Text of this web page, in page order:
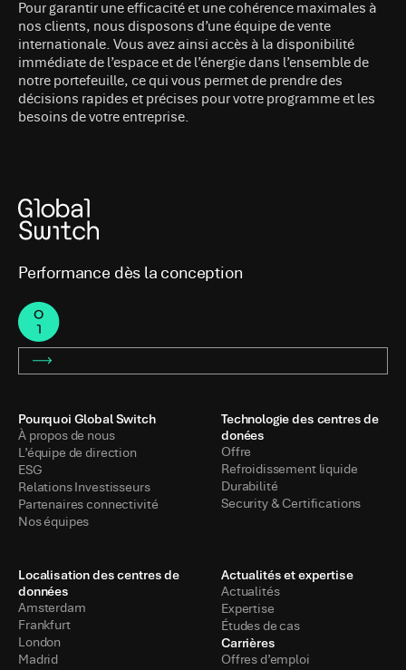
Pour garantir une efficacité et une cohérence maximales à
nos clients, nous disposons d’une équipe de vente
internationale. Vous avez ainsi accès à la disponibilité
immédiate de l’espace et de l’énergie dans l’ensemble de
notre portefeuille, ce qui vous permet de prendre des
décisions rapides et précises pour votre programme et les
besoins de votre entreprise.
Performance dès la conception
Pourquoi Global Switch
À propos de nous
L’équipe de direction
ESG
Relations Investisseurs
Partenaires connectivité
Nos équipes
Technologie des centres de
donées
Offre
Refroidissement liquide
Durabilité
Security & Certifications
Localisation des centres de
données
Amsterdam
Frankfurt
London
Madrid
Actualités et expertise
Actualités
Expertise
Études de cas
Carrières
Offres d’emploi